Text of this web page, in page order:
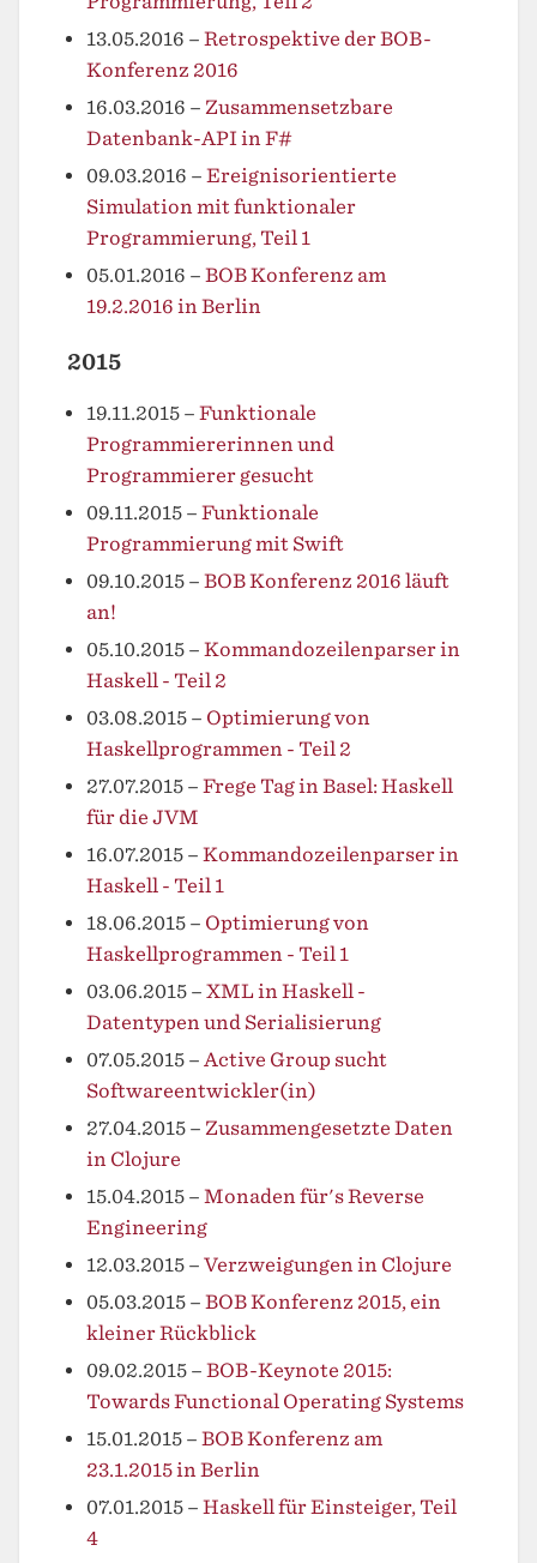
13.05.2016 – Retrospektive der BOB-
Konferenz 2016
16.03.2016 – Zusammensetzbare
Datenbank-API in F#
09.03.2016 – Ereignisorientierte
Simulation mit funktionaler
Programmierung, Teil 1
05.01.2016 – BOB Konferenz am
19.2.2016 in Berlin
2015
19.11.2015 – Funktionale
Programmiererinnen und
Programmierer gesucht
09.11.2015 – Funktionale
Programmierung mit Swift
09.10.2015 – BOB Konferenz 2016 läuft
an!
05.10.2015 – Kommandozeilenparser in
Haskell - Teil 2
03.08.2015 – Optimierung von
Haskellprogrammen - Teil 2
27.07.2015 – Frege Tag in Basel: Haskell
für die JVM
16.07.2015 – Kommandozeilenparser in
Haskell - Teil 1
18.06.2015 – Optimierung von
Haskellprogrammen - Teil 1
03.06.2015 – XML in Haskell -
Datentypen und Serialisierung
07.05.2015 – Active Group sucht
Softwareentwickler(in)
27.04.2015 – Zusammengesetzte Daten
in Clojure
15.04.2015 – Monaden für's Reverse
Engineering
12.03.2015 – Verzweigungen in Clojure
05.03.2015 – BOB Konferenz 2015, ein
kleiner Rückblick
09.02.2015 – BOB-Keynote 2015:
Towards Functional Operating Systems
15.01.2015 – BOB Konferenz am
23.1.2015 in Berlin
07.01.2015 – Haskell für Einsteiger, Teil
4